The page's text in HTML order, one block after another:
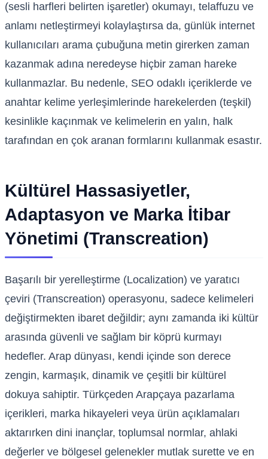
(sesli harfleri belirten işaretler) okumayı, telaffuzu ve
anlamı netleştirmeyi kolaylaştırsa da, günlük internet
kullanıcıları arama çubuğuna metin girerken zaman
kazanmak adına neredeyse hiçbir zaman hareke
kullanmazlar. Bu nedenle, SEO odaklı içeriklerde ve
anahtar kelime yerleşimlerinde harekelerden (teşkil)
kesinlikle kaçınmak ve kelimelerin en yalın, halk
tarafından en çok aranan formlarını kullanmak esastır.
Kültürel Hassasiyetler,
Adaptasyon ve Marka İtibar
Yönetimi (Transcreation)
Başarılı bir yerelleştirme (Localization) ve yaratıcı
çeviri (Transcreation) operasyonu, sadece kelimeleri
değiştirmekten ibaret değildir; aynı zamanda iki kültür
arasında güvenli ve sağlam bir köprü kurmayı
hedefler. Arap dünyası, kendi içinde son derece
zengin, karmaşık, dinamik ve çeşitli bir kültürel
dokuya sahiptir. Türkçeden Arapçaya pazarlama
içerikleri, marka hikayeleri veya ürün açıklamaları
aktarırken dini inançlar, toplumsal normlar, ahlaki
değerler ve bölgesel gelenekler mutlak surette ve en